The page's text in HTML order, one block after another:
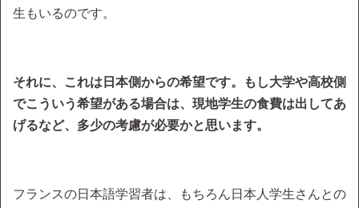
生もいるのです。
それに、これは日本側からの希望です。もし大学や高校側
でこういう希望がある場合は、現地学生の食費は出してあ
げるなど、多少の考慮が必要かと思います。
フランスの日本語学習者は、もちろん日本人学生さんとの